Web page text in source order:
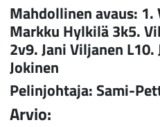
Mahdollinen avaus:
Markku Hylkilä 3k5.
2v9. Jani Viljanen
Jokinen
Pelinjohtaja: Sami-
Arvio: